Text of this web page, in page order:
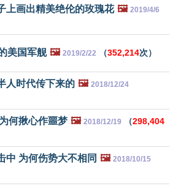
上画出精美绝伦的玫瑰花 🖼️ 2019/4/6
美国军舰 🖼️ 2019/2/22 （352,214次）
人时代传下来的 🖼️ 2018/12/24
何揪心作噩梦 🖼️ 2018/12/19 （298,404
中 为何伤势大不相同 🖼️ 2018/10/15